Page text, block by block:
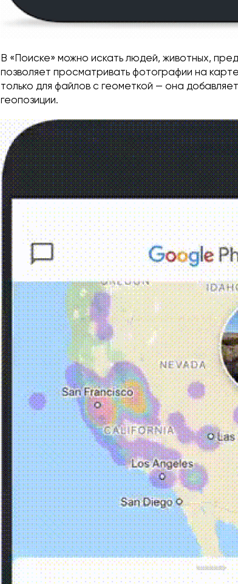
В «Поиске» можно искать людей, животных,
позволяет просматривать фотографии на
только для файлов с геометкой — она
геопозиции.